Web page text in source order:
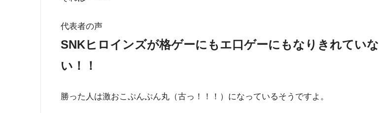
代表者の声
SNKヒロインズが格ゲーにもエ口ゲーにもなりきれていな
い！！
勝った人は激おこぷんぷん丸（古っ！！！）になっているそうですよ。